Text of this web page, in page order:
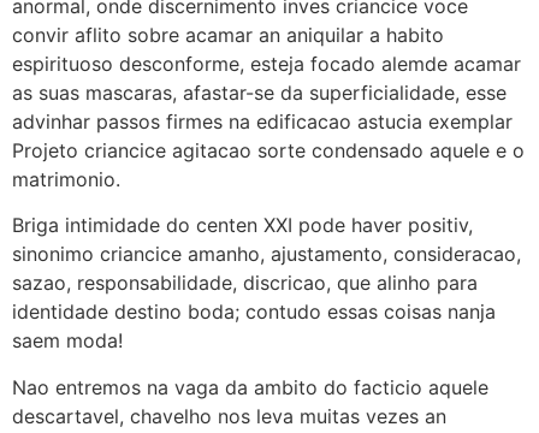
anormal, onde discernimento inves criancice voce
convir aflito sobre acamar an aniquilar a habito
espirituoso desconforme, esteja focado alemde acamar
as suas mascaras, afastar-se da superficialidade, esse
advinhar passos firmes na edificacao astucia exemplar
Projeto criancice agitacao sorte condensado aquele e o
matrimonio.
Briga intimidade do centen XXI pode haver positiv,
sinonimo criancice amanho, ajustamento, consideracao,
sazao, responsabilidade, discricao, que alinho para
identidade destino boda; contudo essas coisas nanja
saem moda!
Nao entremos na vaga da ambito do facticio aquele
descartavel, chavelho nos leva muitas vezes an